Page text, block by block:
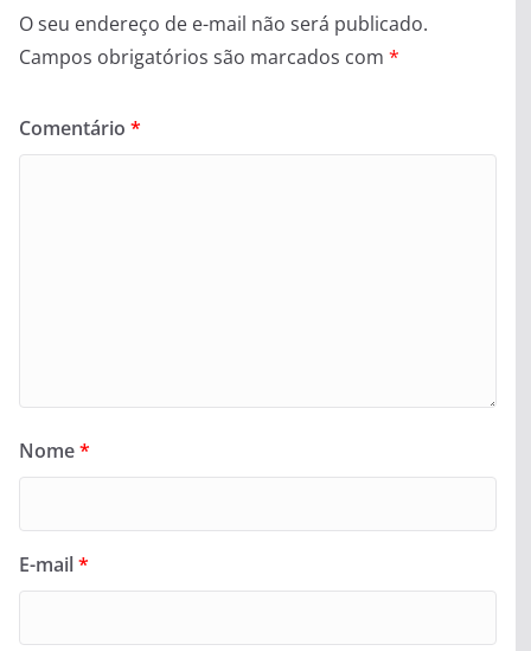
O seu endereço de e-mail não será publicado.
Campos obrigatórios são marcados com *
Comentário *
Nome*
E-mail*